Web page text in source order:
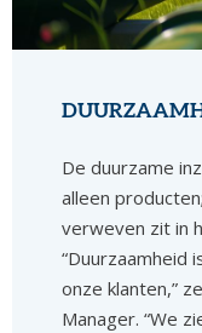
De duurzame
alleen
verweven zit in
“Duurzaamheid
onze klanten,”
Manager. “We